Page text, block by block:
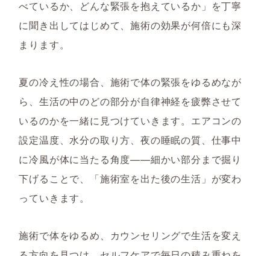
べているか、どんな緊張を抱えているか」を丁寧
に聞き出してはじめて、施術の効果が何倍にも深
まります。
夏の冷え性の場合、施術で体の緊張をゆるめなが
ら、生活の中のどの部分が自律神経を疲弊させて
いるのかを一緒に見つけていきます。エアコンの
設定温度、水分の取り方、夜の睡眠の質、仕事中
に冷風が体に当たる角度——細かい部分まで掘り
下げることで、「施術室を出た後の生活」が変わ
っていきます。
施術で体をゆるめ、カウンセリングで生活を変え